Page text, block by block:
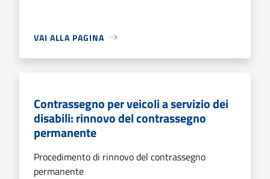
VAI ALLA PAGINA
Contrassegno per veicoli a servizio dei
disabili: rinnovo del contrassegno
permanente
Procedimento di rinnovo del contrassegno
permanente